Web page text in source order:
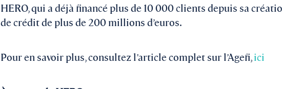
HERO, qui a déjà financé plus de 10 000 clients depuis sa
de crédit de plus de 200 millions d’euros.
Pour en savoir plus, consultez l’article complet sur l’Agefi,ici